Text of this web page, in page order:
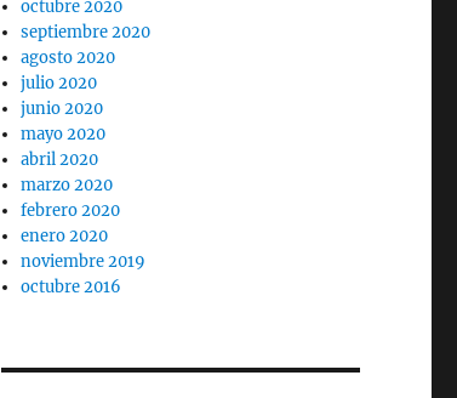
octubre 2020
septiembre 2020
agosto 2020
julio 2020
junio 2020
mayo 2020
abril 2020
marzo 2020
febrero 2020
enero 2020
noviembre 2019
octubre 2016